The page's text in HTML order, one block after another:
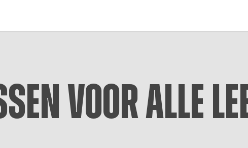
voor alle